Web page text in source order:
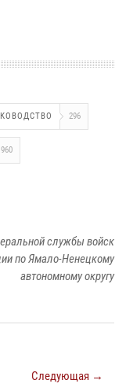
296
960
службы войск
по Ямало-Ненецкому
автономному округу
Следующая →